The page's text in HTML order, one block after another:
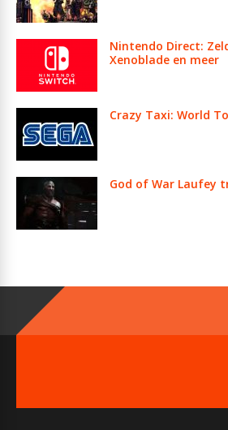
Nintendo Direct:
Xenoblade en meer
Crazy Taxi: World
God of War Laufey